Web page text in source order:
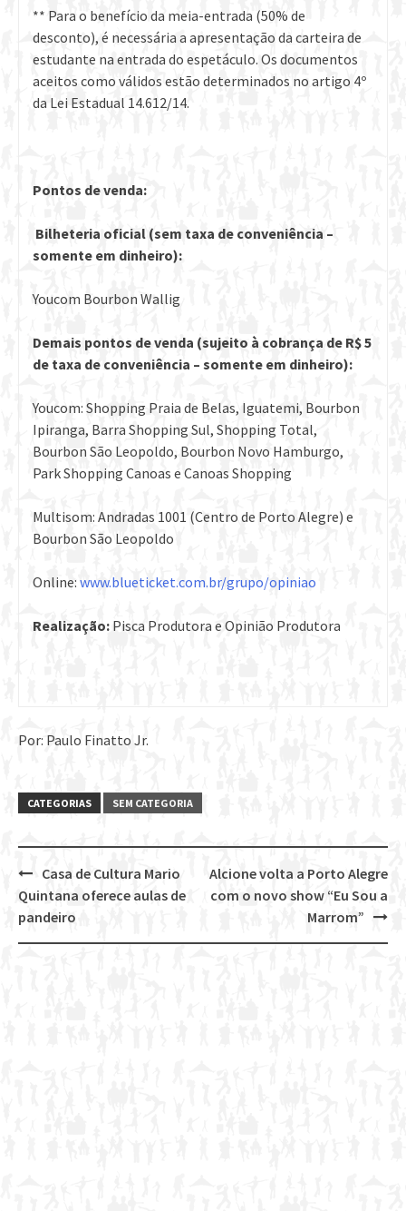
** Para o benefício da meia-entrada (50% de
desconto), é necessária a apresentação da carteira de
estudante na entrada do espetáculo. Os documentos
aceitos como válidos estão determinados no artigo 4º
da Lei Estadual 14.612/14.
Pontos de venda:
Bilheteria oficial (sem taxa de conveniência –
somente em dinheiro):
Youcom Bourbon Wallig
Demais pontos de venda (sujeito à cobrança de R$ 5
de taxa de conveniência – somente em dinheiro):
Youcom: Shopping Praia de Belas, Iguatemi, Bourbon
Ipiranga, Barra Shopping Sul, Shopping Total,
Bourbon São Leopoldo, Bourbon Novo Hamburgo,
Park Shopping Canoas e Canoas Shopping
Multisom: Andradas 1001 (Centro de Porto Alegre) e
Bourbon São Leopoldo
Online: www.blueticket.com.br/grupo/opiniao
Realização: Pisca Produtora e Opinião Produtora
Por: Paulo Finatto Jr.
CATEGORIAS SEM CATEGORIA
Post
navigation
Alcione volta a Porto Alegre
com o novo show “Eu Sou a
Marrom”
Casa de Cultura Mario
Quintana oferece aulas de
pandeiro